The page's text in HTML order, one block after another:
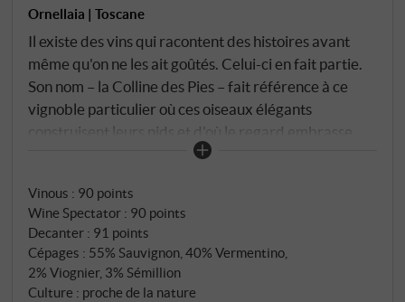
Ornellaia | Toscane
Il existe des vins qui racontent des histoires avant
même qu'on ne les ait goûtés. Celui-ci en fait partie.
Son nom – la Colline des Pies – fait référence à ce
vignoble particulier où ces oiseaux élégants
construisent leurs nids et d'où le regard embrasse
sans obstacle la mer Tyrrhénienne. C'est ici, là où le
volcanique, que naît depuis plus de deux décennies
l'un des vins blancs les plus innovants de Toscane. Il
incarne un esprit rafraîchissant qui, pour reprendre
une citation, est "délicat comme la brise, mais à la fois
opulent et affirmé". Cette description poétique va
Vinous : 90 points
Wine Spectator : 90 points
Decanter : 91 points
Cépages : 55% Sauvignon, 40% Vermentino,
2% Viognier, 3% Sémillion
Culture : proche de la nature